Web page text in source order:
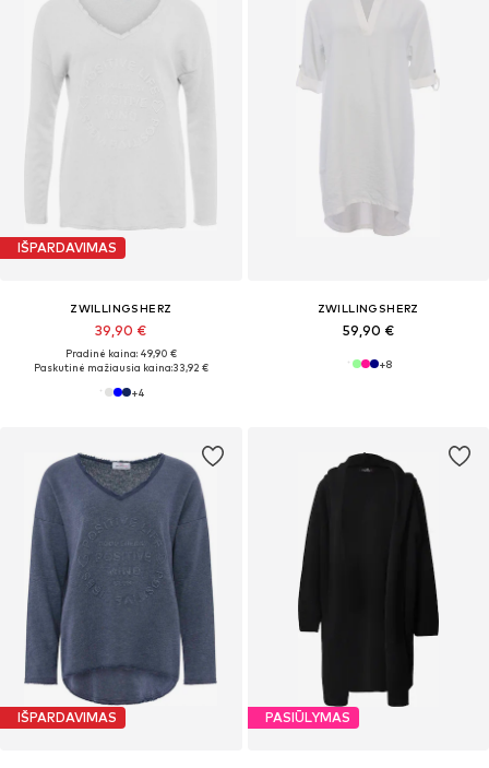
IŠPARDAVIMAS
ZWILLINGSHERZ
39,90 €
Pradinė kaina: 49,90 €
Paskutinė mažiausia kaina:33,92 €
+4
ZWILLINGSHERZ
59,90 €
+8
IŠPARDAVIMAS PASIŪLYMAS